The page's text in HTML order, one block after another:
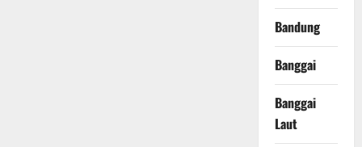
Bandung
Banggai
Banggai
Laut